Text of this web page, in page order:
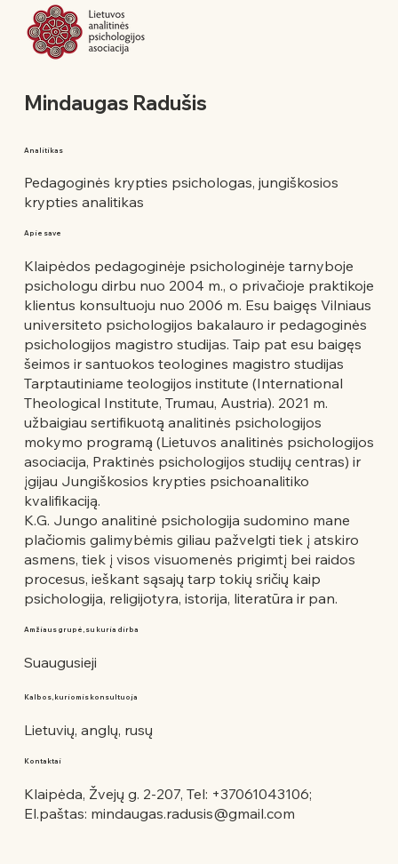
Mindaugas Radušis
Analitikas
Pedagoginės krypties psichologas, jungiškosios
krypties analitikas
Apie save
Klaipėdos pedagoginėje psichologinėje tarnyboje
psichologu dirbu nuo 2004 m., o privačioje praktikoje
klientus konsultuoju nuo 2006 m. Esu baigęs Vilniaus
universiteto psichologijos bakalauro ir pedagoginės
psichologijos magistro studijas. Taip pat esu baigęs
šeimos ir santuokos teologines magistro studijas
Tarptautiniame teologijos institute (International
Theological Institute, Trumau, Austria). 2021 m.
užbaigiau sertifikuotą analitinės psichologijos
mokymo programą (Lietuvos analitinės psichologijos
asociacija, Praktinės psichologijos studijų centras) ir
įgijau Jungiškosios krypties psichoanalitiko
kvalifikaciją.
K.G. Jungo analitinė psichologija sudomino mane
plačiomis galimybėmis giliau pažvelgti tiek į atskiro
asmens, tiek į visos visuomenės prigimtį bei raidos
procesus, ieškant sąsajų tarp tokių sričių kaip
psichologija, religijotyra, istorija, literatūra ir pan.
Amžiaus grupė, su kuria dirba
Suaugusieji
Kalbos, kuriomis konsultuoja
Lietuvių, anglų, rusų
Kontaktai
Klaipėda, Žvejų g. 2-207, Tel: +37061043106;
El.paštas: mindaugas.radusis@gmail.com